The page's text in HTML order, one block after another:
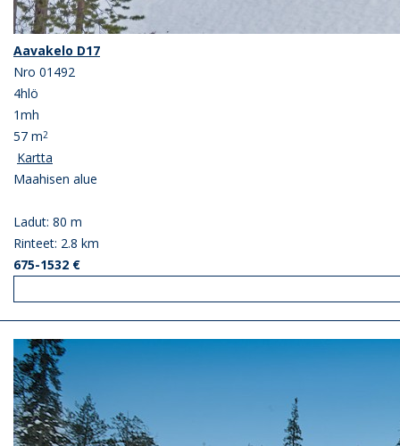
Aavakelo D17
Nro 01492
4hlö
1mh
57 m2
Kartta
Maahisen alue
Ladut: 80 m
Rinteet: 2.8 km
675-1532 €